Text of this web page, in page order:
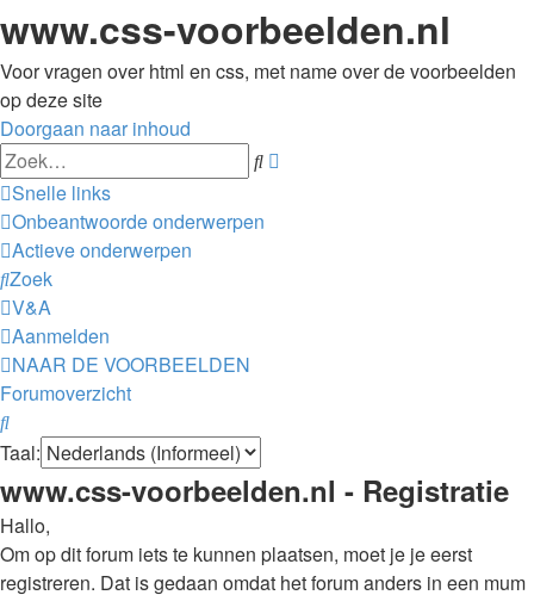
www.css-voorbeelden.nl
Voor vragen over html en css, met name over de voorbeelden
op deze site
Doorgaan naar inhoud
Zoek
Snelle links
Onbeantwoorde onderwerpen
Actieve onderwerpen
Zoek
V&A
Aanmelden
NAAR DE VOORBEELDEN
Forumoverzicht
Zoek
Taal:
www.css-voorbeelden.nl - Registratie
Hallo,
Om op dit forum iets te kunnen plaatsen, moet je je eerst
registreren. Dat is gedaan omdat het forum anders in een mum